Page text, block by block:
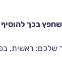
ראשית,